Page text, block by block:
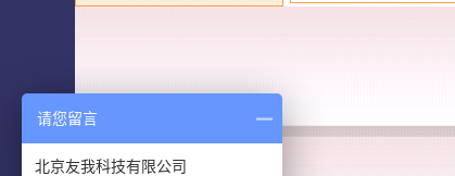
请您留言
北京友我科技有限公司